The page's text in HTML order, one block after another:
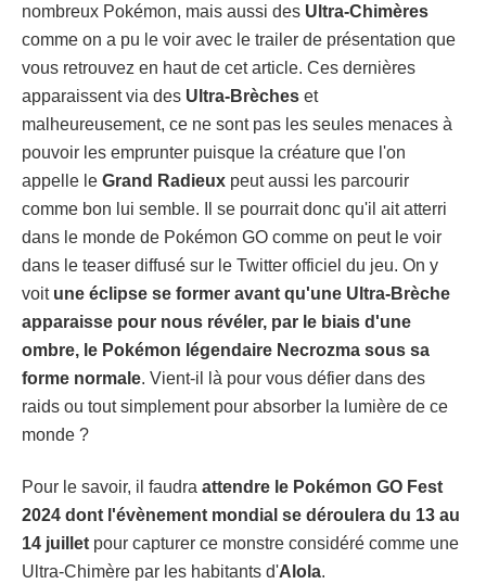
nombreux Pokémon, mais aussi des Ultra-Chimères
comme on a pu le voir avec le trailer de présentation que
vous retrouvez en haut de cet article. Ces dernières
apparaissent via des Ultra-Brèches et
malheureusement, ce ne sont pas les seules menaces à
pouvoir les emprunter puisque la créature que l'on
appelle le Grand Radieux peut aussi les parcourir
comme bon lui semble. Il se pourrait donc qu'il ait atterri
dans le monde de Pokémon GO comme on peut le voir
dans le teaser diffusé sur le Twitter officiel du jeu. On y
voitune éclipse se former avant qu'une Ultra-Brèche
apparaisse pour nous révéler, par le biais d'une
ombre, le Pokémon légendaire Necrozma sous sa
forme normale. Vient-il là pour vous défier dans des
raids ou tout simplement pour absorber la lumière de ce
monde ?
Pour le savoir, il faudra attendre le Pokémon GO Fest
2024 dont l'évènement mondial se déroulera du 13 au
14 juillet pour capturer ce monstre considéré comme une
Ultra-Chimère par les habitants d'Alola.